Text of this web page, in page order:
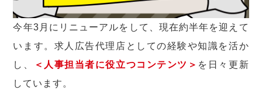
今年3月にリニューアルをして、現在約半年を迎えて
います。求人広告代理店としての経験や知識を活か
し、
＜人事担当者に役立つコンテンツ＞ を日々更新
しています。